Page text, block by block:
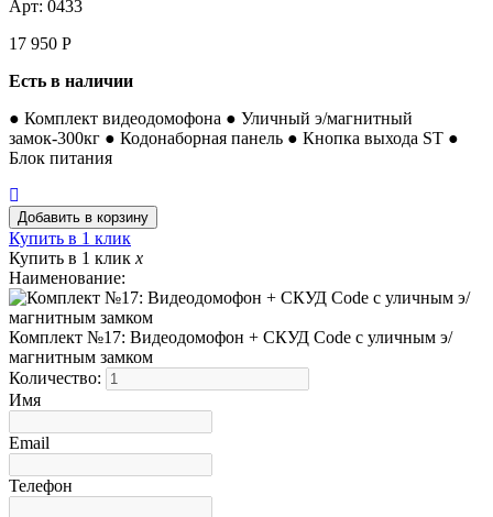
Арт: 0433
17 950 Р
Есть в наличии
● Комплект видеодомофона ● Уличный э/магнитный
замок-300кг ● Кодонаборная панель ● Кнопка выхода ST ●
Блок питания
Купить в 1 клик
Купить в 1 клик x
Наименование:
Комплект №17: Видеодомофон + СКУД Code с уличным э/
магнитным замком
Количество:
Имя
Email
Телефон